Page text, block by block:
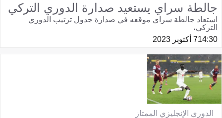
جالطة سراي يستعيد صدارة الدوري التركي
استعاد جالطة سراي موقعه في صدارة جدول ترتيب الدوري
التركي،
14:307 أكتوبر 2023
الدوري الإنجليزي الممتاز